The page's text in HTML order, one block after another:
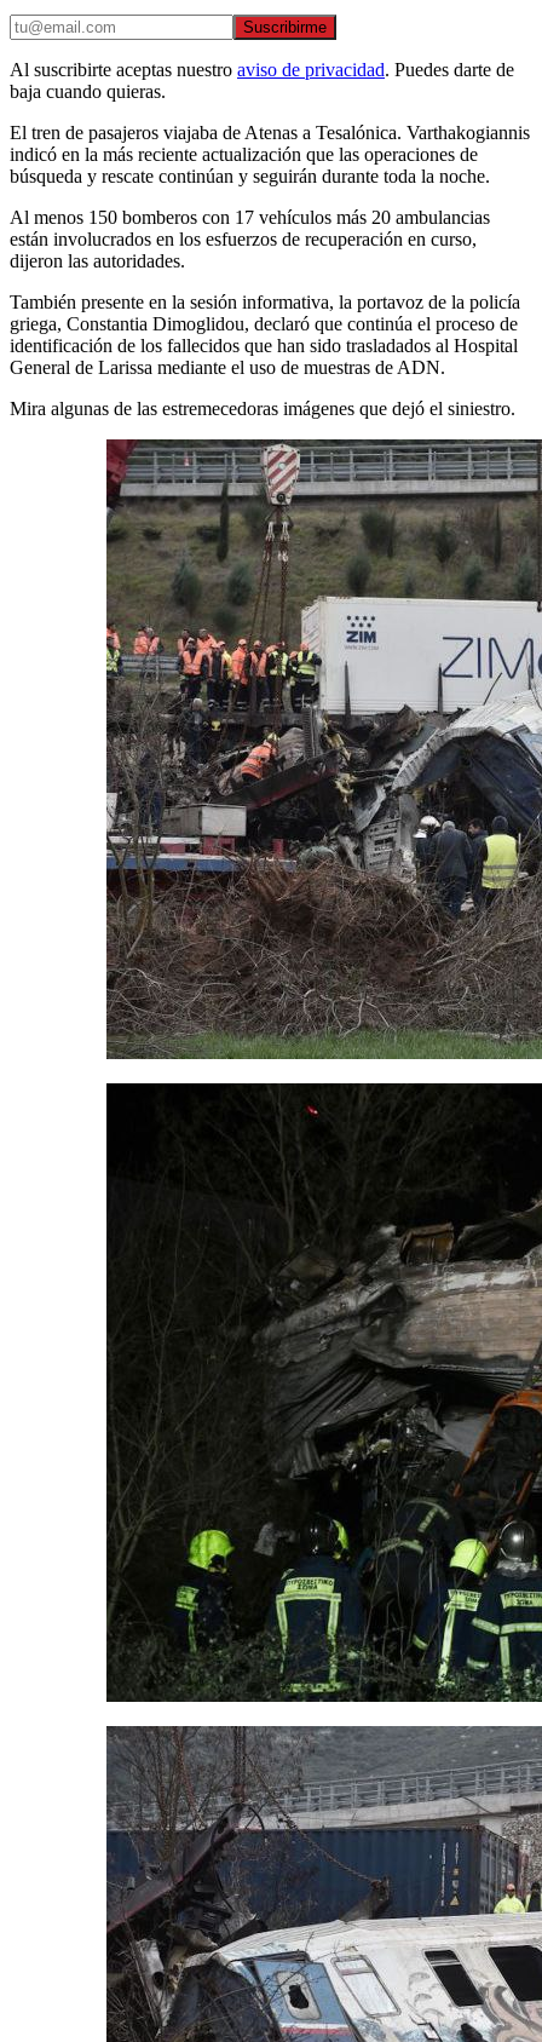
Suscribirme
Al suscribirte aceptas nuestro aviso de privacidad. Puedes darte de
baja cuando quieras.
El tren de pasajeros viajaba de Atenas a Tesalónica. Varthakogiannis
indicó en la más reciente actualización que las operaciones de
búsqueda y rescate continúan y seguirán durante toda la noche.
Al menos 150 bomberos con 17 vehículos más 20 ambulancias
están involucrados en los esfuerzos de recuperación en curso,
dijeron las autoridades.
También presente en la sesión informativa, la portavoz de la policía
griega, Constantia Dimoglidou, declaró que continúa el proceso de
identificación de los fallecidos que han sido trasladados al Hospital
General de Larissa mediante el uso de muestras de ADN.
Mira algunas de las estremecedoras imágenes que dejó el siniestro.